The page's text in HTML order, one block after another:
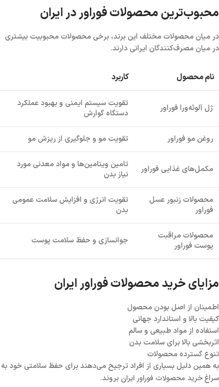
محبوب‌ترین محصولات فوراور در ایران
در میان محصولات مختلف این برند، برخی محصولات محبوبیت بیشتری
در میان مصرف‌کنندگان ایرانی دارند.
نام محصول کاربرد
ژل آلوئه‌ورا فوراور
تقویت سیستم ایمنی و بهبود عملکرد
دستگاه گوارش
روغن مو فوراور تقویت مو و جلوگیری از ریزش مو
مکمل‌های غذایی فوراور
تامین ویتامین‌ها و مواد معدنی مورد
نیاز بدن
محصولات زنبور عسل
فوراور
تقویت انرژی و افزایش سلامت عمومی
بدن
محصولات مراقبت
پوست فوراور
جوانسازی و حفظ سلامت پوست
مزایای خرید محصولات فوراور ایران
اطمینان از اصل بودن محصول
کیفیت بالا و استاندارد جهانی
استفاده از مواد طبیعی و سالم
اثربخشی بالا برای سلامت بدن
تنوع گسترده محصولات
به همین دلیل بسیاری از افراد ترجیح می‌دهند برای حفظ سلامتی خود به
سراغخرید محصولات فوراور ایران بروند.